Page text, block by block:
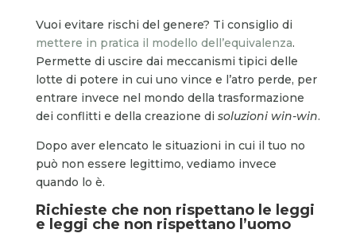
Vuoi evitare rischi del genere? Ti consiglio di
mettere in pratica il modello dell’equivalenza.
Permette di uscire dai meccanismi tipici delle
lotte di potere in cui uno vince e l’atro perde, per
entrare invece nel mondo della trasformazione
dei conflitti e della creazione di soluzioni win-win.
Dopo aver elencato le situazioni in cui il tuo no
può non essere legittimo, vediamo invece
quando lo è.
Richieste che non rispettano le leggi
e leggi che non rispettano l’uomo